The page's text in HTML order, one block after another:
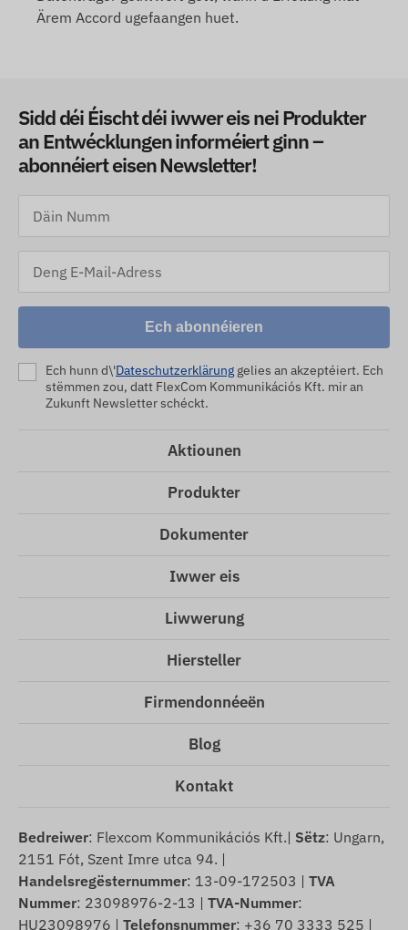
Ärem Accord ugefaangen huet.
Sidd déi Éischt déi iwwer eis nei Produkter
an Entwécklungen informéiert ginn –
abonnéiert eisen Newsletter!
Ech abonnéieren
Ech hunn d\'Dateschutzerklärung gelies an akzeptéiert. Ech
stëmmen zou, datt FlexCom Kommunikációs Kft. mir an
Zukunft Newsletter schéckt.
Aktiounen
Produkter
Dokumenter
Iwwer eis
Liwwerung
Hiersteller
Firmendonnéeën
Blog
Kontakt
Bedreiwer: Flexcom Kommunikációs Kft.| Sëtz: Ungarn,
2151 Fót, Szent Imre utca 94. |
Handelsregësternummer: 13-09-172503 | TVA
Nummer: 23098976-2-13 | TVA-Nummer:
HU23098976 | Telefonsnummer: +36 70 3333 525 |